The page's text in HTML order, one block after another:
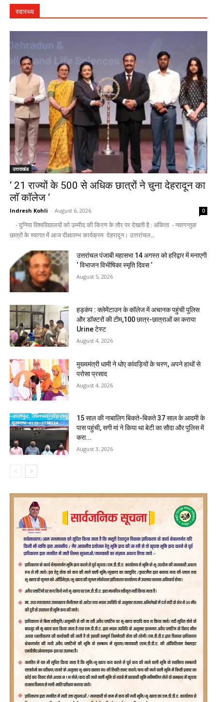
स्वास्थ्य
उत्तराखंड
‘ 21 राज्यों के 500 से अधिक छात्रों ने चुना देहरादून का
लाॅ काॅलेज ‘
Indresh Kohli - August 6, 2026 0
- दुनिया विश्वविद्यालयों को उम्मीद की किरण के तौर पर देखती है : अंकिता - नवागन्तुक
छात्रों के स्वागत में आज दीक्षारम्भ कार्यक्रम देहरादून। उत्तरांचल...
उत्तरांचल पंजाबी महासभा 14 अगस्त को हरिद्वार में मनाएगी
‘ विभाजन विभीषिका स्मृति दिवस ‘
August 5, 2026
हड़कंप : क्लेमेंटाउन के कॉलेज में अचानक पहुंची पुलिस
और डॉक्टरों की टीम,100 छात्र-छात्राओं का कराया
Urine टेस्ट
August 4, 2026
मुख्यमंत्री धामी ने धोए कांवड़ियों के चरण, अपने हाथों से
परोसा प्रसाद
August 4, 2026
15 साल की नाबालिग बिकते-बिकते 37 साल के आदमी के
पास पहुंची, सगी मां ने किया था बेटी का सौदा और पुलिस में
करा...
August 3, 2026